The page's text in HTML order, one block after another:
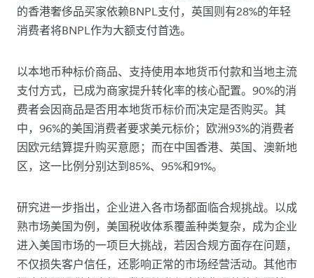
的香港奢侈品买家依赖BNPL支付，英国则有28%的年轻
消费者将BNPL作为大额支付首选。
以本地币种标价商品、支持使用本地货币付款和当地主流
支付方式，已成为商家提升转化率的核心配置。90%的消
费者会因商品是否用本地货币标价而决定是否购买。其
中，96%的美国消费者要求美元标价；欧洲93%的消费者
因欧元结算提升购买意愿；而在中国香港、英国、澳新地
区，这一比例分别达到85%、95%和91%。
研究进一步指出，企业进入各市场都面临合规挑战。以成
熟市场美国为例，美国税收体系覆盖种类复杂，成为企业
进入美国市场的一项巨大挑战，若因合规方面存在问题，
不仅损失客户信任，还影响正常的市场经营活动。其他市